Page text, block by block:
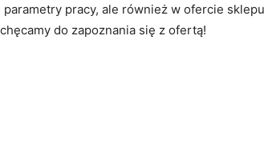
parametry pracy, ale również w ofercie
do zapoznania się z ofertą!